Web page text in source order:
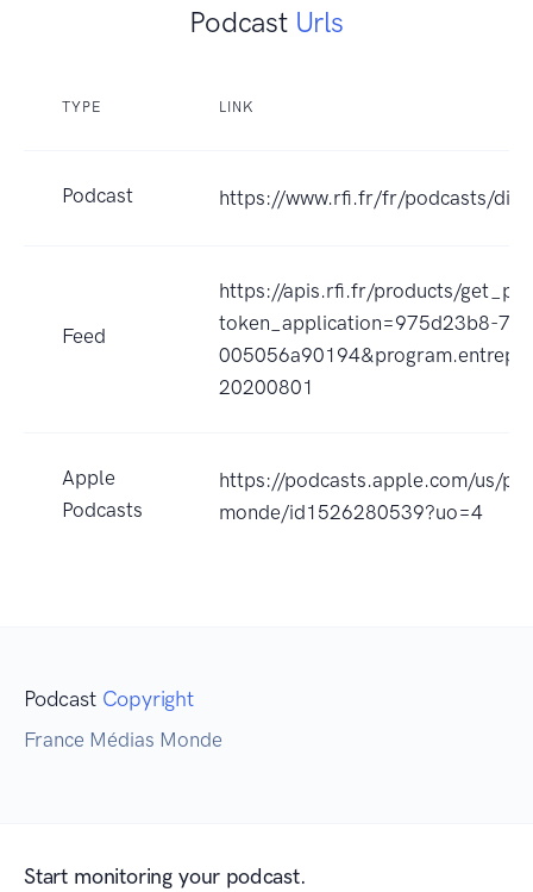
Podcast Urls
TYPE LINK
Podcast https://www.rfi.fr/fr/podcasts/
Feed
https://apis.rfi.fr/products/
token_application=975d23b8-
20200801
Apple
Podcasts
https://podcasts.apple.com/us/
monde/id1526280539?uo=4
Podcast Copyright
France Médias Monde
Start monitoring your podcast.